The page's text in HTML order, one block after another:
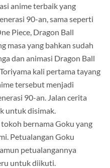
anime terbaik yang
90-an, sama seperti
Piece, Dragon Ball
masa yang bahkan sudah
dan animasi Dragon Ball
kali pertama tayang
tersebut menjadi
90-an. Jalan cerita
untuk disimak.
bernama Goku yang
Petualangan Goku
petualangannya
untuk diikuti.